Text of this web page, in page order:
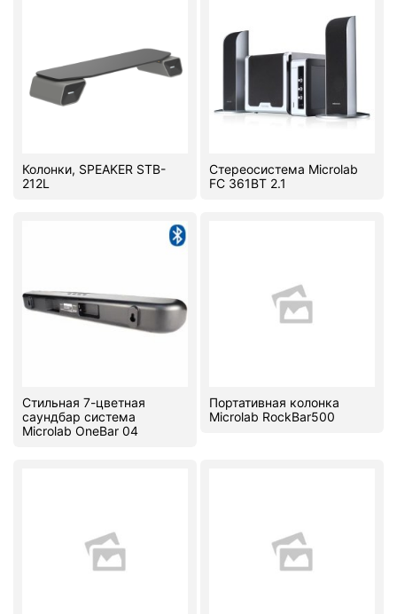
Сетевое оборудование
Системы охлаждения
Digital Signage
Комплектующие ПК
Колонки, SPEAKER STB-
212L
Стереосистема Microlab
FC 361BT 2.1
Стильная 7-цветная
саундбар система
Microlab OneBar 04
Портативная колонка
Microlab RockBar500